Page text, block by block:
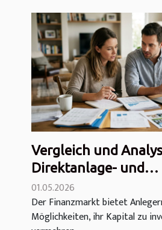
Vergleich und
Direktanlage- und
Kosten, Eurofonds,
01.05.2026
Der Finanzmarkt bietet
Möglichkeiten, ihr Kapital zu